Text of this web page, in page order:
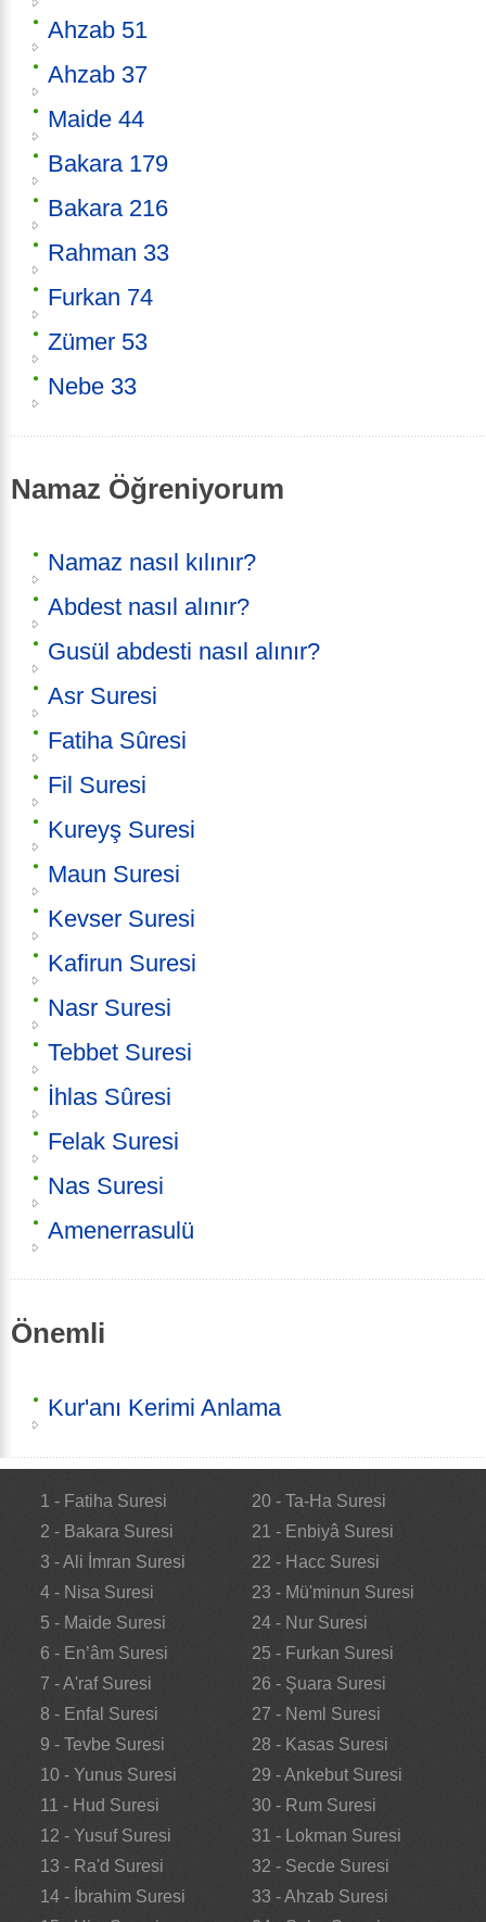
Ahzab 51
Ahzab 37
Maide 44
Bakara 179
Bakara 216
Rahman 33
Furkan 74
Zümer 53
Nebe 33
Namaz Öğreniyorum
Namaz nasıl kılınır?
Abdest nasıl alınır?
Gusül abdesti nasıl alınır?
Asr Suresi
Fatiha Sûresi
Fil Suresi
Kureyş Suresi
Maun Suresi
Kevser Suresi
Kafirun Suresi
Nasr Suresi
Tebbet Suresi
İhlas Sûresi
Felak Suresi
Nas Suresi
Amenerrasulü
Önemli
Kur'anı Kerimi Anlama
1 - Fatiha Suresi
2 - Bakara Suresi
3 - Ali İmran Suresi
4 - Nisa Suresi
5 - Maide Suresi
6 - En’âm Suresi
7 - A'raf Suresi
8 - Enfal Suresi
9 - Tevbe Suresi
10 - Yunus Suresi
11 - Hud Suresi
12 - Yusuf Suresi
13 - Ra'd Suresi
14 - İbrahim Suresi
20 - Ta-Ha Suresi
21 - Enbiyâ Suresi
22 - Hacc Suresi
23 - Mü'minun Suresi
24 - Nur Suresi
25 - Furkan Suresi
26 - Şuara Suresi
27 - Neml Suresi
28 - Kasas Suresi
29 - Ankebut Suresi
30 - Rum Suresi
31 - Lokman Suresi
32 - Secde Suresi
33 - Ahzab Suresi